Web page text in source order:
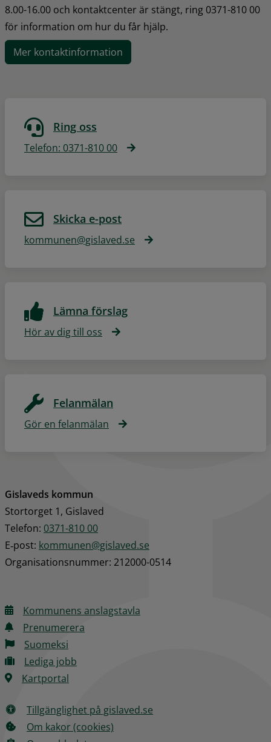
8.00-16.00 och kontaktcenter är stängt, ring 0371-810 00
för information om hur du får hjälp.
Mer kontaktinformation
Ring oss
Telefon: 0371-810 00
Skicka e-post
kommunen@gislaved.se
Lämna förslag
Hör av dig till oss
Felanmälan
Gör en felanmälan
Gislaveds kommun
Stortorget 1, Gislaved
Telefon: 0371-810 00
E‑post: kommunen@gislaved.se
Organisationsnummer: 212000-0514
Kommunens anslagstavla
Prenumerera
Suomeksi
Lediga jobb
Kartportal
Tillgänglighet på gislaved.se
Om kakor (cookies)